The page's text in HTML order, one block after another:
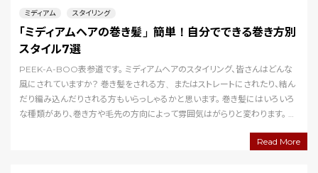
ミディアム スタイリング
「ミディアムヘアの巻き髪」簡単！自分でできる巻き方別
スタイル7選
PEEK-A-BOO表参道です。 ミディアムヘアのスタイリング、皆さんはどんな
風にされていますか？ 巻き髪をされる方、またはストレートにされたり、結ん
だり編み込んだりされる方もいらっしゃるかと思います。 巻き髪にはいろいろ
な種類があり、巻き方や毛先の方向によって雰囲気はがらりと変わります。 巻
Read More